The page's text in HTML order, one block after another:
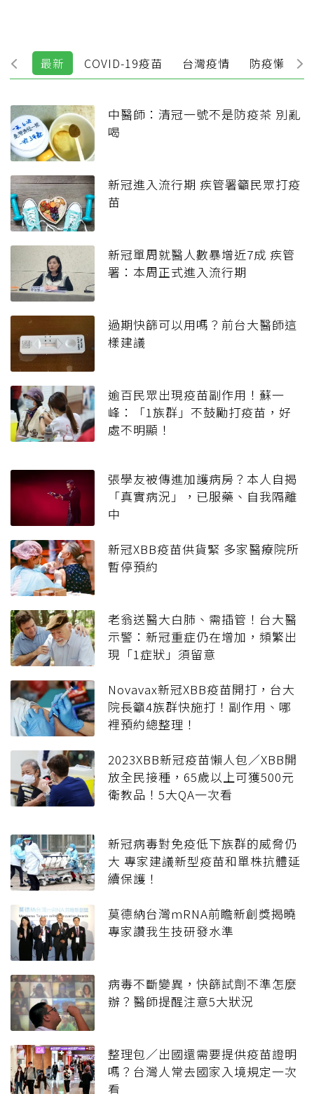
最新 COVID-19疫苗 台灣疫情 防疫懶人包
中醫師：清冠一號不是防疫茶 別亂
喝
新冠進入流行期 疾管署籲民眾打疫
苗
新冠單周就醫人數暴增近7成 疾管
署：本周正式進入流行期
過期快篩可以用嗎？前台大醫師這
樣建議
逾百民眾出現疫苗副作用！蘇一
峰：「1族群」不鼓勵打疫苗，好
處不明顯！
張學友被傳進加護病房？本人自揭
「真實病況」，已服藥、自我隔離
中
新冠XBB疫苗供貨緊 多家醫療院所
暫停預約
老翁送醫大白肺、需插管！台大醫
示警：新冠重症仍在增加，頻繁出
現「1症狀」須留意
Novavax新冠XBB疫苗開打，台大
院長籲4族群快施打！副作用、哪
裡預約總整理！
2023XBB新冠疫苗懶人包／XBB開
放全民接種，65歲以上可獲500元
衛教品！5大QA一次看
新冠病毒對免疫低下族群的威脅仍
大 專家建議新型疫苗和單株抗體延
續保護！
莫德納台灣mRNA前瞻新創獎揭曉
專家讚我生技研發水準
病毒不斷變異，快篩試劑不準怎麼
辦？醫師提醒注意5大狀況
整理包／出國還需要提供疫苗證明
嗎？台灣人常去國家入境規定一次
看